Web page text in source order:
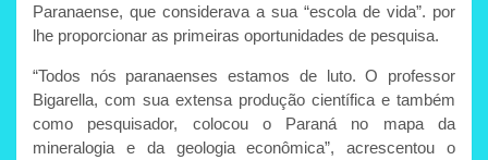
Paranaense, que considerava a sua “escola de vida”. por
lhe proporcionar as primeiras oportunidades de pesquisa.
“Todos nós paranaenses estamos de luto. O professor
Bigarella, com sua extensa produção científica e também
como pesquisador, colocou o Paraná no mapa da
mineralogia e da geologia econômica”, acrescentou o